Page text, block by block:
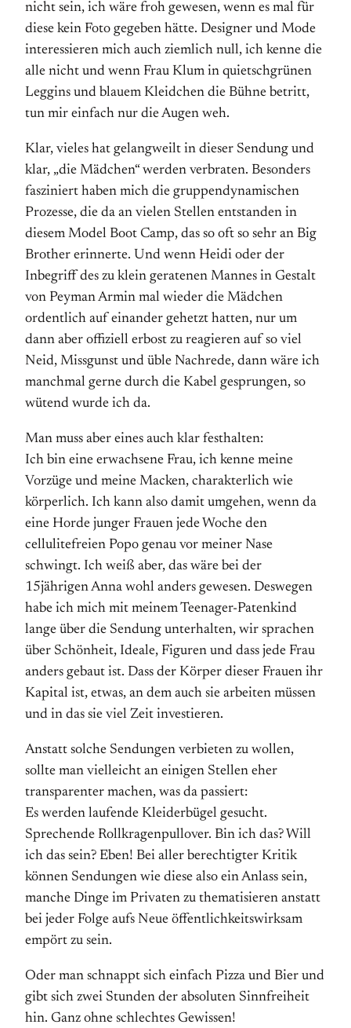
nicht sein, ich wäre froh gewesen, wenn es mal für
diese kein Foto gegeben hätte. Designer und Mode
interessieren mich auch ziemlich null, ich kenne die
alle nicht und wenn Frau Klum in quietschgrünen
Leggins und blauem Kleidchen die Bühne betritt,
tun mir einfach nur die Augen weh.
Klar, vieles hat gelangweilt in dieser Sendung und
klar, „die Mädchen“ werden verbraten. Besonders
fasziniert haben mich die gruppendynamischen
Prozesse, die da an vielen Stellen entstanden in
diesem Model Boot Camp, das so oft so sehr an Big
Brother erinnerte. Und wenn Heidi oder der
Inbegriff des zu klein geratenen Mannes in Gestalt
von Peyman Armin mal wieder die Mädchen
ordentlich auf einander gehetzt hatten, nur um
dann aber offiziell erbost zu reagieren auf so viel
Neid, Missgunst und üble Nachrede, dann wäre ich
manchmal gerne durch die Kabel gesprungen, so
wütend wurde ich da.
Man muss aber eines auch klar festhalten:
Ich bin eine erwachsene Frau, ich kenne meine
Vorzüge und meine Macken, charakterlich wie
körperlich. Ich kann also damit umgehen, wenn da
eine Horde junger Frauen jede Woche den
cellulitefreien Popo genau vor meiner Nase
schwingt. Ich weiß aber, das wäre bei der
15jährigen Anna wohl anders gewesen. Deswegen
habe ich mich mit meinem Teenager-Patenkind
lange über die Sendung unterhalten, wir sprachen
über Schönheit, Ideale, Figuren und dass jede Frau
anders gebaut ist. Dass der Körper dieser Frauen ihr
Kapital ist, etwas, an dem auch sie arbeiten müssen
und in das sie viel Zeit investieren.
Anstatt solche Sendungen verbieten zu wollen,
sollte man vielleicht an einigen Stellen eher
transparenter machen, was da passiert:
Es werden laufende Kleiderbügel gesucht.
Sprechende Rollkragenpullover. Bin ich das? Will
ich das sein? Eben! Bei aller berechtigter Kritik
können Sendungen wie diese also ein Anlass sein,
manche Dinge im Privaten zu thematisieren anstatt
bei jeder Folge aufs Neue öffentlichkeitswirksam
empört zu sein.
Oder man schnappt sich einfach Pizza und Bier und
gibt sich zwei Stunden der absoluten Sinnfreiheit
hin. Ganz ohne schlechtes Gewissen!